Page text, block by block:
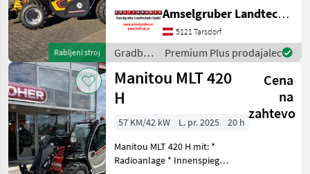
Rabljeni stroj
Kg Traglast -578cm
Hubhöhe
Werkzeugunterkante -Unter
200cm Bauhöhe -75 PS 4
Zylind
Amselgruber Landtechnik GmbH
5121 Tarsdorf
Gradbeni
stroji /
Dieci
Premium Plus prodajalec
Manitou MLT 420
H
Cena
na
zahtevo
57 KM/42 kW L. pr. 2025
20 h
Manitou MLT 420 H mit: *
Radioanlage * Innenspiegel